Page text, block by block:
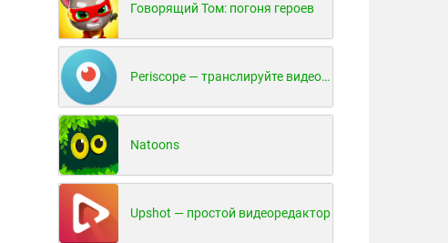
Говорящий Том: погоня героев
Periscope — транслируйте видео в реальном времени!
Natoons
Upshot — простой видеоредактор